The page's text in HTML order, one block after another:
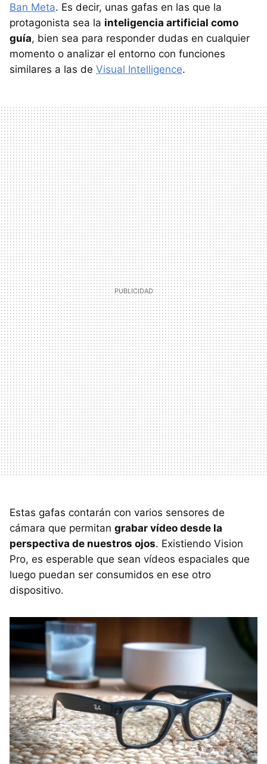
Ban Meta. Es decir, unas gafas en las que la
protagonista sea la inteligencia artificial como
guía, bien sea para responder dudas en cualquier
momento o analizar el entorno con funciones
similares a las de Visual Intelligence.
Estas gafas contarán con varios sensores de
cámara que permitan grabar vídeo desde la
perspectiva de nuestros ojos. Existiendo Vision
Pro, es esperable que sean vídeos espaciales que
luego puedan ser consumidos en ese otro
dispositivo.